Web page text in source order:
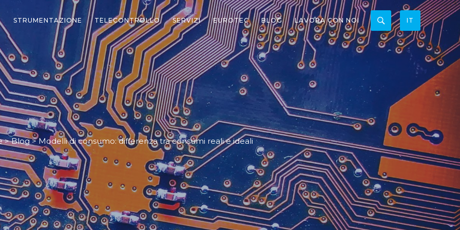
STRUMENTAZIONE TELECONTROLLO SERVIZI EUROTEC BLOG LAVORA CON NOI IT
>Blog>Modelli di consumo: differenza tra consumi reali e ideali